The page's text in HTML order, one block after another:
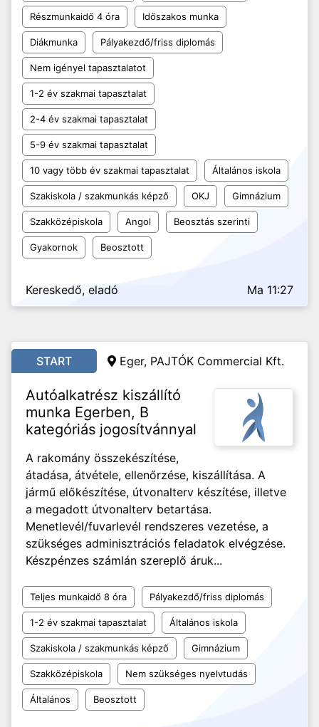
Részmunkaidő 4 óra Időszakos munka
Diákmunka Pályakezdő/friss diplomás
Nem igényel tapasztalatot
1-2 év szakmai tapasztalat
2-4 év szakmai tapasztalat
5-9 év szakmai tapasztalat
10 vagy több év szakmai tapasztalat Általános iskola
Szakiskola / szakmunkás képző OKJ Gimnázium
Szakközépiskola Angol Beosztás szerinti
Gyakornok Beosztott
Kereskedő, eladó Ma 11:27
START Eger, PAJTÓK Commercial Kft.
Autóalkatrész kiszállító
munka Egerben, B
kategóriás jogosítvánnyal
A rakomány összekészítése,
átadása, átvétele, ellenőrzése, kiszállítása. A
jármű előkészítése, útvonalterv készítése, illetve
a megadott útvonalterv betartása.
Menetlevél/fuvarlevél rendszeres vezetése, a
szükséges adminisztrációs feladatok elvégzése.
Készpénzes számlán szereplő áruk...
Teljes munkaidő 8 óra Pályakezdő/friss diplomás
1-2 év szakmai tapasztalat Általános iskola
Szakiskola / szakmunkás képző Gimnázium
Szakközépiskola Nem szükséges nyelvtudás
Általános Beosztott